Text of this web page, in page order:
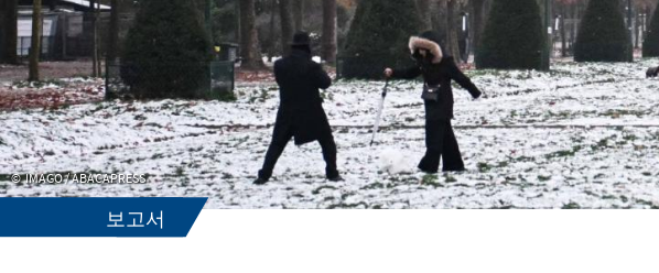
IMAGO / ABACAPRESS
보고서